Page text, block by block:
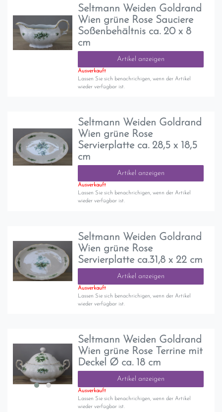
Seltmann Weiden Goldrand
Wien grüne Rose Sauciere
Soßenbehältnis ca. 20 x 8
cm
Artikel anzeigen
Ausverkauft
Lassen Sie sich benachrichigen, wenn der Artikel
wieder verfügbar ist.
Seltmann Weiden Goldrand
Wien grüne Rose
Servierplatte ca. 28,5 x 18,5
cm
Artikel anzeigen
Ausverkauft
Lassen Sie sich benachrichigen, wenn der Artikel
wieder verfügbar ist.
Seltmann Weiden Goldrand
Wien grüne Rose
Servierplatte ca.31,8 x 22 cm
Artikel anzeigen
Ausverkauft
Lassen Sie sich benachrichigen, wenn der Artikel
wieder verfügbar ist.
Seltmann Weiden Goldrand
Wien grüne Rose Terrine mit
Deckel Ø ca. 18 cm
Artikel anzeigen
Ausverkauft
Lassen Sie sich benachrichigen, wenn der Artikel
wieder verfügbar ist.